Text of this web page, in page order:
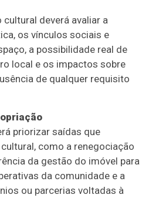
deverá avaliar a
os vínculos sociais e
a possibilidade real de
local e os impactos sobre
de qualquer requisito
priorizar saídas que
como a renegociação
da gestão do imóvel para
da comunidade e a
ou parcerias voltadas à